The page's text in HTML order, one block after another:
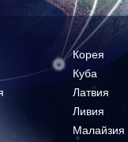
Корея
Куба
Латвия
Ливия
Малайзия